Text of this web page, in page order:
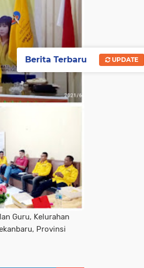
Guru, Kelurahan
Provinsi
Berita Terbaru UPDATE